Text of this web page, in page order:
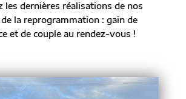
les dernières réalisations de nos
la reprogrammation : gain de
et de couple au rendez-vous !